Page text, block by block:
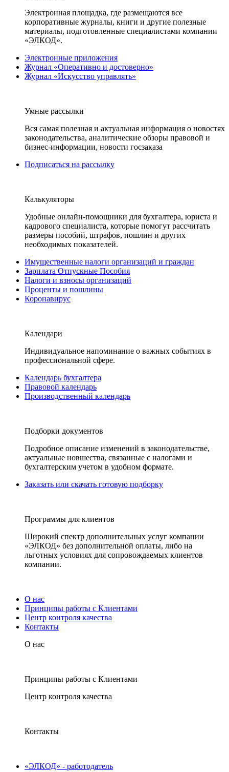
Электронная площадка, где размещаются все
корпоративные журналы, книги и другие полезные
материалы, подготовленные специалистами компании
«ЭЛКОД».
Электронные приложения
Журнал «Оперативно и достоверно»
Журнал «Искусство управлять»
Умные рассылки
Вся самая полезная и актуальная информация о новостях
законодательства, аналитические обзоры правовой и
бизнес-информации, новости госзаказа
Подписаться на рассылку
Калькуляторы
Удобные онлайн-помощники для бухгалтера, юриста и
кадрового специалиста, которые помогут рассчитать
размеры пособий, штрафов, пошлин и других
необходимых показателей.
Имущественные налоги организаций и граждан
Зарплата Отпускные Пособия
Налоги и взносы организаций
Проценты и пошлины
Коронавирус
Календари
Индивидуальное напоминание о важных событиях в
профессиональной сфере.
Календарь бухгалтера
Правовой календарь
Производственный календарь
Подборки документов
Подробное описание изменений в законодательстве,
актуальные новшества, связанные с налогами и
бухгалтерским учетом в удобном формате.
Заказать или скачать готовую подборку
Программы для клиентов
Широкий спектр дополнительных услуг компании
«ЭЛКОД» без дополнительной оплаты, либо на
льготных условиях для сопровождаемых клиентов
компании.
О нас
Принципы работы с Клиентами
Центр контроля качества
Контакты
О нас
Принципы работы с Клиентами
Центр контроля качества
Контакты
«ЭЛКОД» - работодатель